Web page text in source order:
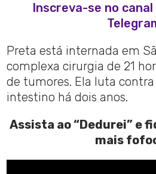
Inscreva-se no canal
Preta está internada em
complexa cirurgia de 21
de tumores. Ela luta
intestino há dois anos.
Assista ao “Dedurei” e
mais